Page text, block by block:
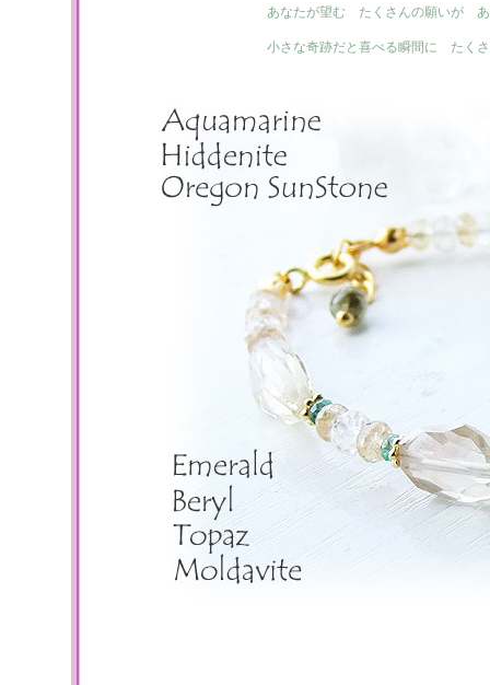
あなたが望む たくさんの願いが あ
小さな奇跡だと喜べる瞬間に たく